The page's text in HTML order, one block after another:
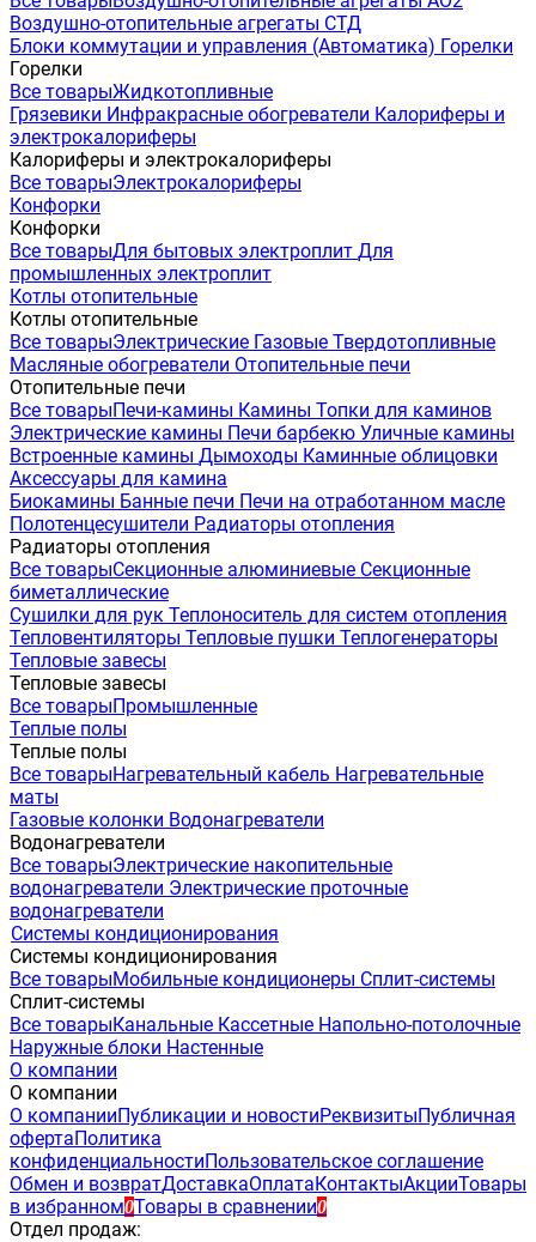
Воздушно-отопительные агрегаты СТД
Блоки коммутации и управления (Автоматика) Горелки
Горелки
Все товарыЖидкотопливные
Грязевики Инфракрасные обогреватели Калориферы и
электрокалориферы
Калориферы и электрокалориферы
Все товарыЭлектрокалориферы
Конфорки
Конфорки
Все товарыДля бытовых электроплит Для
промышленных электроплит
Котлы отопительные
Котлы отопительные
Все товарыЭлектрические Газовые Твердотопливные
Масляные обогреватели Отопительные печи
Отопительные печи
Все товарыПечи-камины Камины Топки для каминов
Электрические камины Печи барбекю Уличные камины
Встроенные камины Дымоходы Каминные облицовки
Аксессуары для камина
Биокамины Банные печи Печи на отработанном масле
Полотенцесушители Радиаторы отопления
Радиаторы отопления
Все товарыСекционные алюминиевые Секционные
биметаллические
Сушилки для рук Теплоноситель для систем отопления
Тепловентиляторы Тепловые пушки Теплогенераторы
Тепловые завесы
Тепловые завесы
Все товарыПромышленные
Теплые полы
Теплые полы
Все товарыНагревательный кабель Нагревательные
маты
Газовые колонки Водонагреватели
Водонагреватели
Все товарыЭлектрические накопительные
водонагреватели Электрические проточные
водонагреватели
Системы кондиционирования
Системы кондиционирования
Все товарыМобильные кондиционеры Сплит-системы
Сплит-системы
Все товарыКанальные Кассетные Напольно-потолочные
Наружные блоки Настенные
О компании
О компании
О компанииПубликации и новостиРеквизитыПубличная
офертаПолитика
конфиденциальностиПользовательское соглашение
Обмен и возвратДоставкаОплатаКонтактыАкцииТовары
в избранном0Товары в сравнении0
Отдел продаж: